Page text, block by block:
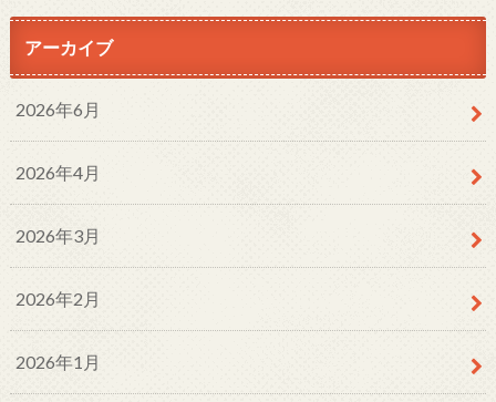
アーカイブ
2026年6月
2026年4月
2026年3月
2026年2月
2026年1月